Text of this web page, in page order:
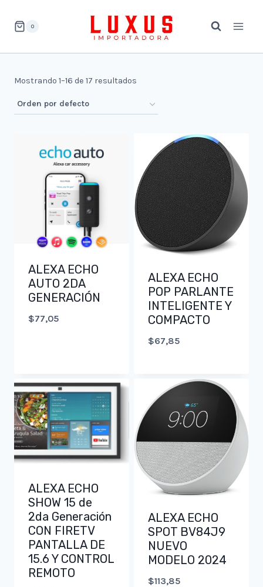
0
Mostrando 1–16 de 17 resultados
ALEXA ECHO
AUTO 2DA
GENERACIÓN
$77,05
ALEXA ECHO
POP PARLANTE
INTELIGENTE Y
COMPACTO
$67,85
ALEXA ECHO
SHOW 15 de
2da Generación
CON FIRETV
PANTALLA DE
15.6 Y CONTROL
REMOTO
ALEXA ECHO
SPOT BV84J9
NUEVO
MODELO 2024
$113,85